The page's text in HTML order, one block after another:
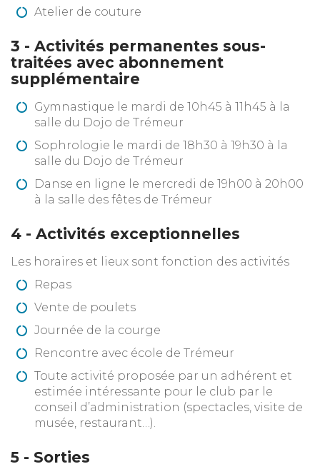
Atelier de couture
3 - Activités permanentes sous-
traitées avec abonnement
supplémentaire
Gymnastique le mardi de 10h45 à 11h45 à la
salle du Dojo de Trémeur
Sophrologie le mardi de 18h30 à 19h30 à la
salle du Dojo de Trémeur
Danse en ligne le mercredi de 19h00 à 20h00
à la salle des fêtes de Trémeur
4 - Activités exceptionnelles
Les horaires et lieux sont fonction des activités
Repas
Vente de poulets
Journée de la courge
Rencontre avec école de Trémeur
Toute activité proposée par un adhérent et
estimée intéressante pour le club par le
conseil d’administration (spectacles, visite de
musée, restaurant…).
5 - Sorties